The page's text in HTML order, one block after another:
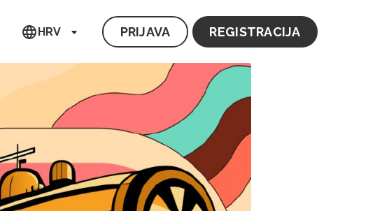
HRV PRIJAVA REGISTRACIJA